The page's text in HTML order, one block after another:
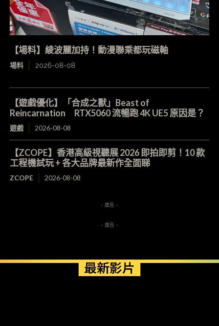
【場料】綾波麗加持！動漫聯乘都玩磁軸
場料 2026-08-08
【遊戲優化】「合成之獸」Beast of
Reincarnation RTX5060 流暢跑 4K UE5 原因是？
遊戲 2026-08-08
【ZCOPE】香港高級視聽展 2026 即拍即剪！10 款
工程機試玩 + 各大品牌最新作全面睇
ZCOPE 2026-08-08
- 廣告 -
- 廣告 -
最新影片